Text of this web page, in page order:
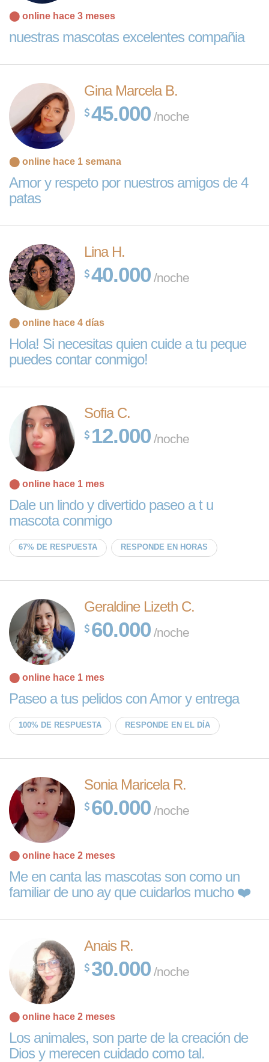
⬤ online hace 3 meses
nuestras mascotas excelentes compañia
Gina Marcela B.
45.000 /noche
⬤ online hace 1 semana
Amor y respeto por nuestros amigos de 4
patas
Lina H.
40.000 /noche
⬤ online hace 4 días
Hola! Si necesitas quien cuide a tu peque
puedes contar conmigo!
Sofia C.
12.000 /noche
⬤ online hace 1 mes
Dale un lindo y divertido paseo a t u
mascota conmigo
67% DE RESPUESTA RESPONDE EN HORAS
Geraldine Lizeth C.
60.000 /noche
⬤ online hace 1 mes
Paseo a tus pelidos con Amor y entrega
100% DE RESPUESTA RESPONDE EN EL DÍA
Sonia Maricela R.
60.000 /noche
⬤ online hace 2 meses
Me en canta las mascotas son como un
familiar de uno ay que cuidarlos mucho ❤️
Anais R.
30.000 /noche
⬤ online hace 2 meses
Los animales, son parte de la creación de
Dios y merecen cuidado como tal.